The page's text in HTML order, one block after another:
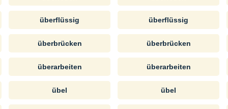
überflüssig
überbrücken
überarbeiten
übel
überflüssig
überbrücken
überarbeiten
übel